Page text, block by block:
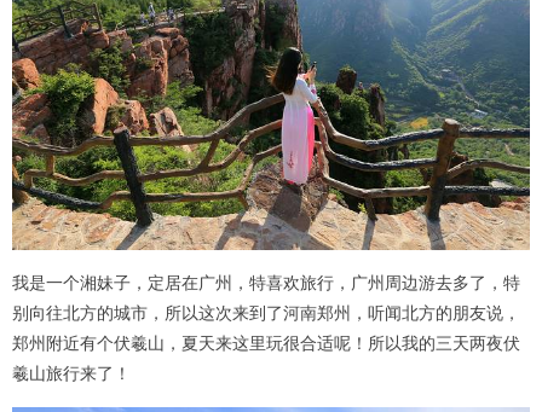
我是一个湘妹子，定居在广州，特喜欢旅行，广州周边游去多了，特
别向往北方的城市，所以这次来到了河南郑州，听闻北方的朋友说，
郑州附近有个伏羲山，夏天来这里玩很合适呢！所以我的三天两夜伏
羲山旅行来了！